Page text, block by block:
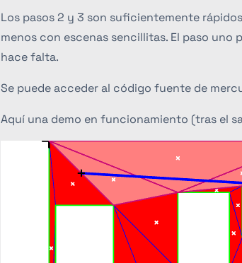
Los pasos 2 y 3 son suficientemente
menos con escenas sencillitas. El paso
hace falta.
Se puede acceder al código fuente de
Aquí una demo en funcionamiento (tras el